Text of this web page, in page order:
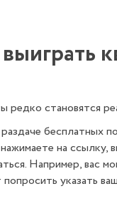
редко становятся
бесплатных
на ссылку,
Например, вас
указать